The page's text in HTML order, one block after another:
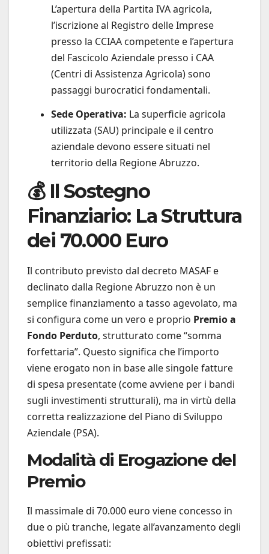
L’apertura della Partita IVA agricola,
l’iscrizione al Registro delle Imprese
presso la CCIAA competente e l’apertura
del Fascicolo Aziendale presso i CAA
(Centri di Assistenza Agricola) sono
passaggi burocratici fondamentali.
Sede Operativa: La superficie agricola
utilizzata (SAU) principale e il centro
aziendale devono essere situati nel
territorio della Regione Abruzzo.
💰 Il Sostegno
Finanziario: La Struttura
dei 70.000 Euro
Il contributo previsto dal decreto MASAF e
declinato dalla Regione Abruzzo non è un
semplice finanziamento a tasso agevolato, ma
si configura come un vero e proprio Premio a
Fondo Perduto, strutturato come “somma
forfettaria”. Questo significa che l’importo
viene erogato non in base alle singole fatture
di spesa presentate (come avviene per i bandi
sugli investimenti strutturali), ma in virtù della
corretta realizzazione del Piano di Sviluppo
Aziendale (PSA).
Modalità di Erogazione del
Premio
Il massimale di 70.000 euro viene concesso in
due o più tranche, legate all’avanzamento degli
obiettivi prefissati: